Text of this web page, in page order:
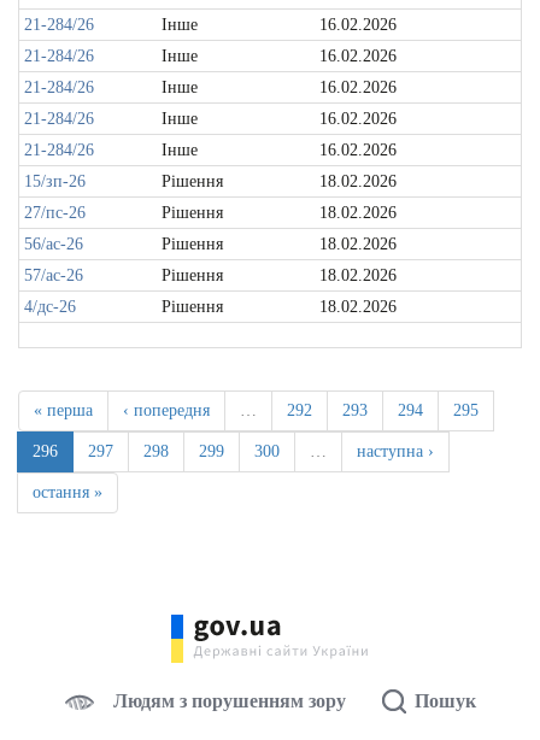
21-284/26
Інше
16.02.2026
21-284/26
Інше
16.02.2026
21-284/26
Інше
16.02.2026
21-284/26
Інше
16.02.2026
21-284/26
Інше
16.02.2026
15/зп-26
Рішення
18.02.2026
27/пс-26
Рішення
18.02.2026
56/ас-26
Рішення
18.02.2026
57/ас-26
Рішення
18.02.2026
4/дс-26
Рішення 18.02.2026
« перша ‹ попередня … 292 293 294 295
296 297 298 299 300 … наступна ›
остання »
Людям з порушенням зору Пошук